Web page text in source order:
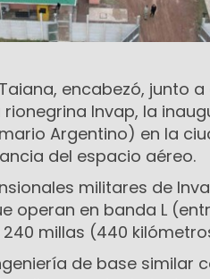
encabezó, junto
Invap, la
Argentino) en la
del espacio aéreo.
militares de
operan en banda L
millas (440
de base similar